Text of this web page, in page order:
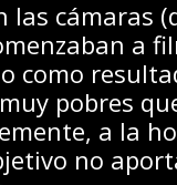
las cámaras
a
como
pobres
a la
no